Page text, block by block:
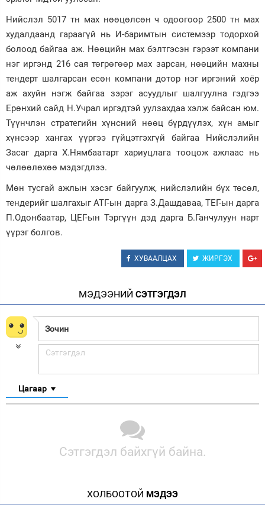
Нийслэл 5017 тн мах нөөцөлсөн ч одоогоор 2500 тн мах
худалдаанд гараагүй нь И-баримтын системээр тодорхой
болоод байгаа аж. Нөөцийн мах бэлтгэсэн гэрээт компани
нэг иргэнд 216 сая төгрөгөөр мах зарсан, нөөцийн махны
тендерт шалгарсан есөн компани дотор нэг иргэний хоёр
аж ахуйн нэгж байгаа зэрэг асуудлыг шалгуулна гэдгээ
Ерөнхий сайд Н.Учрал иргэдтэй уулзахдаа хэлж байсан юм.
Түүнчлэн стратегийн хүнсний нөөц бүрдүүлэх, хүн амыг
хүнсээр хангах үүргээ гүйцэтгэхгүй байгаа Нийслэлийн
Засаг дарга Х.Нямбаатарт хариуцлага тооцож ажлаас нь
чөлөөлөхөө мэдэгдлээ.
Мөн тусгай ажлын хэсэг байгуулж, нийслэлийн бүх төсөл,
тендерийг шалгахыг АТГ-ын дарга З.Дашдаваа, ТЕГ-ын дарга
П.Одонбаатар, ЦЕГ-ын Тэргүүн дэд дарга Б.Ганчулуун нарт
үүрэг болгов.
ХУВААЛЦАХ ЖИРГЭХ
МЭДЭЭНИЙ СЭТГЭГДЭЛ
Цагаар
Сэтгэгдэл байхгүй байна.
ХОЛБООТОЙ МЭДЭЭ